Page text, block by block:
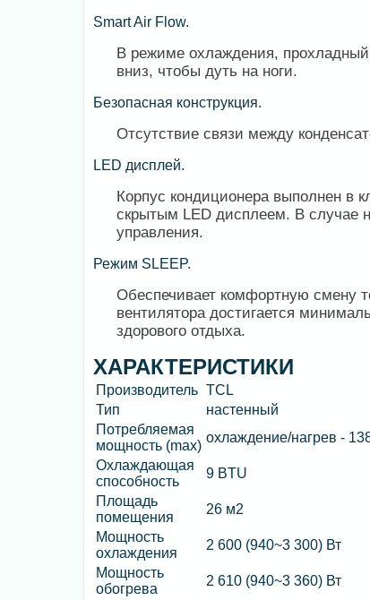
Smart Air Flow.
В режиме охлаждения,
вниз, чтобы дуть на ноги.
Безопасная конструкция.
Отсутствие связи между
LED дисплей.
Корпус кондиционера выполнен в
скрытым LED дисплеем. В случае
управления.
Режим SLEEP.
Обеспечивает комфортную смену
вентилятора достигается
здорового отдыха.
ХАРАКТЕРИСТИКИ
Производитель TCL
Тип
настенный
Потребляемая
мощность (max)
охлаждение/нагрев -
Охлаждающая
способность
9 BTU
Площадь
помещения
26 м2
Мощность
охлаждения
2 600 (940~3 300) Вт
Мощность
обогрева
2 610 (940~3 360) Вт